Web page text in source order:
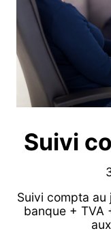
Suivi
Suivi compta au
banque +